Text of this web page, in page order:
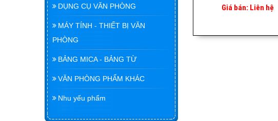
DỤNG CỤ VĂN PHÒNG
MÁY TÍNH - THIẾT BỊ VĂN
PHÒNG
BẢNG MICA - BẢNG TỪ
VĂN PHÒNG PHẨM KHÁC
Nhu yếu phẩm
Giá bán: Liên hệ